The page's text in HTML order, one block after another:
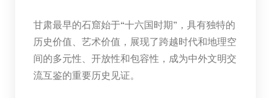
甘肃最早的石窟始于“十六国时期”，具有独特的
历史价值、艺术价值，展现了跨越时代和地理空
间的多元性、开放性和包容性，成为中外文明交
流互鉴的重要历史见证。